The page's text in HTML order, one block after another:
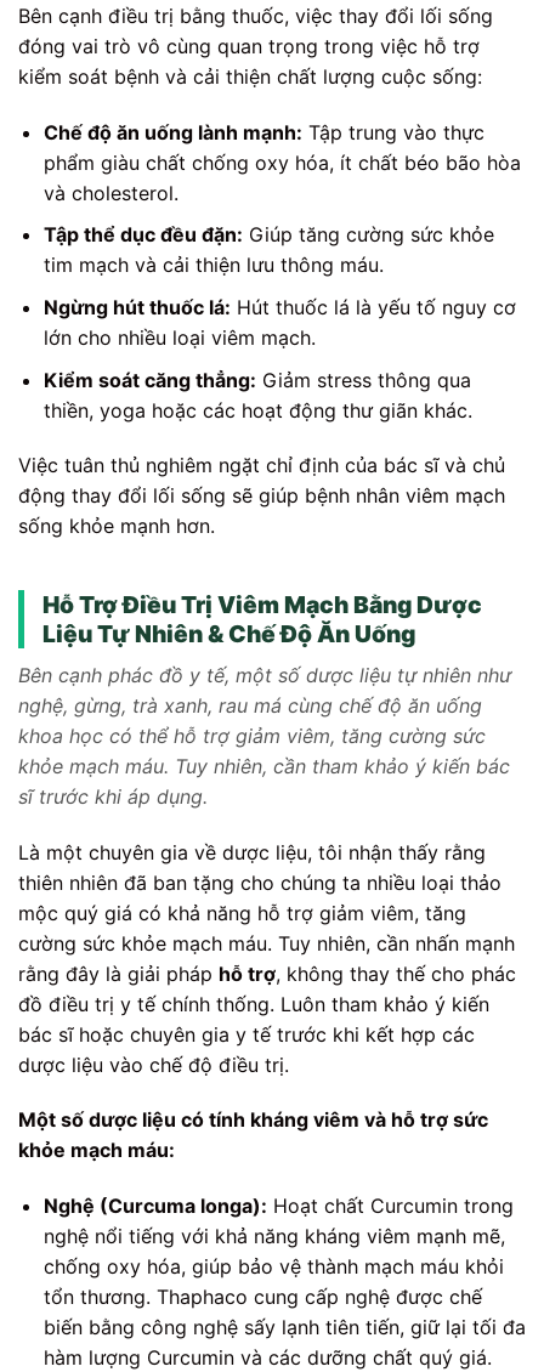
Bên cạnh điều trị bằng thuốc, việc thay đổi lối sống
đóng vai trò vô cùng quan trọng trong việc hỗ trợ
kiểm soát bệnh và cải thiện chất lượng cuộc sống:
Chế độ ăn uống lành mạnh: Tập trung vào thực
phẩm giàu chất chống oxy hóa, ít chất béo bão hòa
và cholesterol.
Tập thể dục đều đặn: Giúp tăng cường sức khỏe
tim mạch và cải thiện lưu thông máu.
Ngừng hút thuốc lá: Hút thuốc lá là yếu tố nguy cơ
lớn cho nhiều loại viêm mạch.
Kiểm soát căng thẳng: Giảm stress thông qua
thiền, yoga hoặc các hoạt động thư giãn khác.
Việc tuân thủ nghiêm ngặt chỉ định của bác sĩ và chủ
động thay đổi lối sống sẽ giúp bệnh nhân viêm mạch
sống khỏe mạnh hơn.
Hỗ Trợ Điều Trị Viêm Mạch Bằng Dược
Liệu Tự Nhiên & Chế Độ Ăn Uống
Bên cạnh phác đồ y tế, một số dược liệu tự nhiên như
nghệ, gừng, trà xanh, rau má cùng chế độ ăn uống
khoa học có thể hỗ trợ giảm viêm, tăng cường sức
khỏe mạch máu. Tuy nhiên, cần tham khảo ý kiến bác
sĩ trước khi áp dụng.
Là một chuyên gia về dược liệu, tôi nhận thấy rằng
thiên nhiên đã ban tặng cho chúng ta nhiều loại thảo
mộc quý giá có khả năng hỗ trợ giảm viêm, tăng
cường sức khỏe mạch máu. Tuy nhiên, cần nhấn mạnh
rằng đây là giải pháp hỗ trợ, không thay thế cho phác
đồ điều trị y tế chính thống. Luôn tham khảo ý kiến
bác sĩ hoặc chuyên gia y tế trước khi kết hợp các
dược liệu vào chế độ điều trị.
Một số dược liệu có tính kháng viêm và hỗ trợ sức
khỏe mạch máu:
Nghệ (Curcuma longa): Hoạt chất Curcumin trong
nghệ nổi tiếng với khả năng kháng viêm mạnh mẽ,
chống oxy hóa, giúp bảo vệ thành mạch máu khỏi
tổn thương. Thaphaco cung cấp nghệ được chế
biến bằng công nghệ sấy lạnh tiên tiến, giữ lại tối đa
hàm lượng Curcumin và các dưỡng chất quý giá.